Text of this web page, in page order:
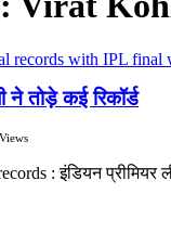
तोड़े कई रिकॉर्ड
Views
: इंडियन